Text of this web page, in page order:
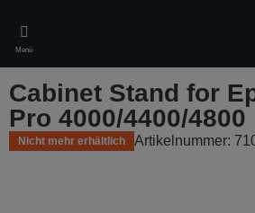
main
content
Menü
Cabinet Stand for
Pro 4000/4400/4800
Nicht mehr erhältlich Artikelnummer: